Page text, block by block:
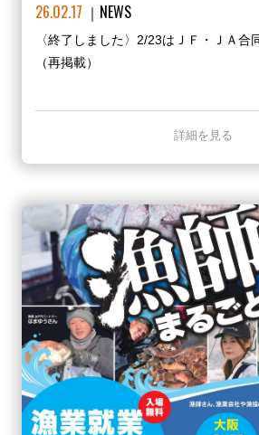
26.02.17 NEWS
〈終了しました〉2/23はＪＦ・ＪＡ合
（再掲載）
詳細を見る